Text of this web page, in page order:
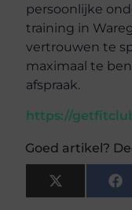
persoonlijke
training in
vertrouwen te
maximaal te
afspraak.
https://
Goed artikel?
X
(Twitter)